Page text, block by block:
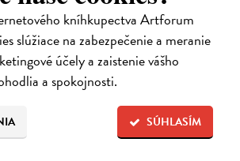
kníhkupectva Artforum
slúžiace na zabezpečenie a meranie
účely a zaistenie vášho
a spokojnosti.
SÚHLASÍM
nebo trestající?
Ivana| Kniha
zákona se doslova hemží krutostí.
ještě nějak skousnout, kdyby se...
dní